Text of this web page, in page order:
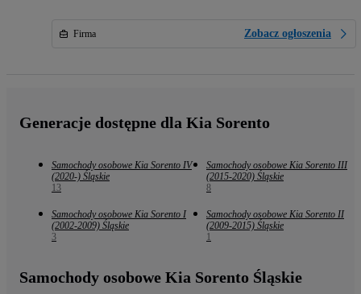
Firma Zobacz ogłoszenia
Generacje dostępne dla Kia Sorento
Samochody osobowe Kia Sorento IV
(2020-) Śląskie
13
Samochody osobowe Kia Sorento III
(2015-2020) Śląskie
8
Samochody osobowe Kia Sorento I
(2002-2009) Śląskie
3
Samochody osobowe Kia Sorento II
(2009-2015) Śląskie
1
Samochody osobowe Kia Sorento Śląskie